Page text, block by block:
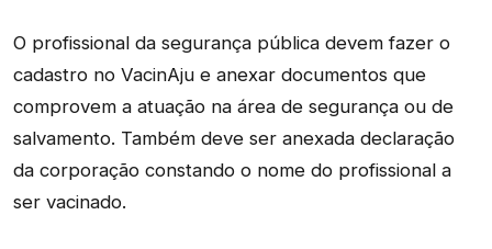
O profissional da segurança pública devem fazer o
cadastro no VacinAju e anexar documentos que
comprovem a atuação na área de segurança ou de
salvamento. Também deve ser anexada declaração
da corporação constando o nome do profissional a
ser vacinado.